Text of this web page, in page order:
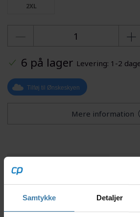
Samtykke Detaljer
2XL
6 på lager Levering: 1-2
Tilføj til Ønskeskyen
Mere information
Hvis du ønsker et par
komfort, funktionalitet og stil, er